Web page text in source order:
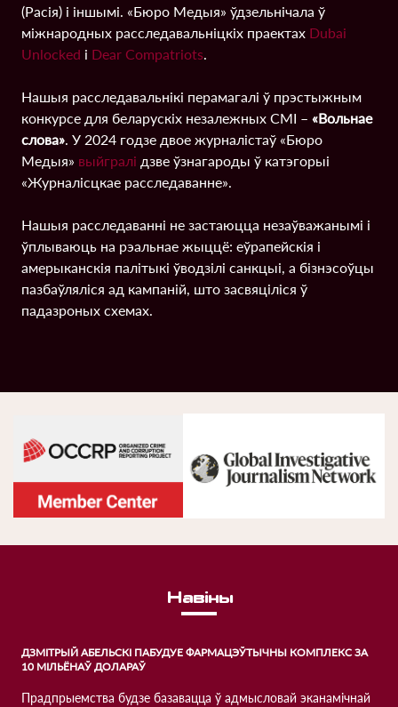
(Расія) і іншымі. «Бюро Медыя» ўдзельнічала ў
міжнародных расследавальніцкіх праектах Dubai
Unlocked і Dear Compatriots.
Нашыя расследавальнікі перамагалі ў прэстыжным
конкурсе для беларускіх незалежных СМІ – «Вольнае
слова». У 2024 годзе двое журналістаў «Бюро
Медыя» выйгралі дзве ўзнагароды ў катэгорыі
«Журналісцкае расследаванне».
Нашыя расследаванні не застаюцца незаўважанымі і
ўплываюць на рэальнае жыццё: еўрапейскія і
амерыканскія палітыкі ўводзілі санкцыі, а бізнэсоўцы
пазбаўляліся ад кампаній, што засвяціліся ў
падазроных схемах.
Навiны
ДЗМІТРЫЙ АБЕЛЬСКІ ПАБУДУЕ ФАРМАЦЭЎТЫЧНЫ КОМПЛЕКС ЗА
10 МІЛЬЁНАЎ ДОЛАРАЎ
Прадпрыемства будзе базавацца ў адмысловай эканамічнай